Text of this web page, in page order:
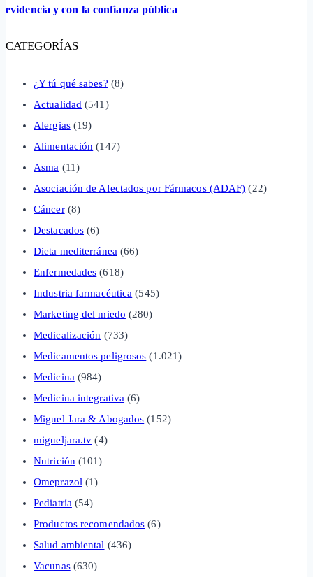
evidencia y con la confianza pública
CATEGORÍAS
¿Y tú qué sabes? (8)
Actualidad (541)
Alergias(19)
Alimentación (147)
Asma (11)
Asociación de Afectados por Fármacos (ADAF) (22)
Cáncer(8)
Destacados (6)
Dieta mediterránea (66)
Enfermedades (618)
Industria farmacéutica (545)
Marketing del miedo (280)
Medicalización (733)
Medicamentos peligrosos (1.021)
Medicina (984)
Medicina integrativa (6)
Miguel Jara & Abogados (152)
migueljara.tv (4)
Nutrición (101)
Omeprazol (1)
Pediatría (54)
Productos recomendados (6)
Salud ambiental (436)
Vacunas(630)